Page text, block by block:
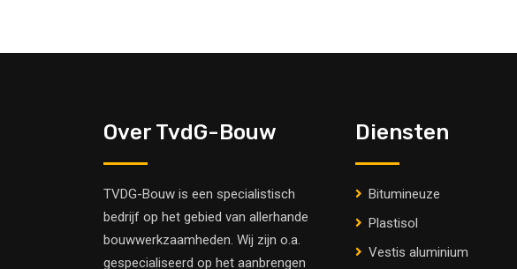
Over TvdG-Bouw
TVDG-Bouw is een specialistisch
bedrijf op het gebied van allerhande
bouwwerkzaamheden. Wij zijn o.a.
gespecialiseerd op het aanbrengen
Diensten
Bitumineuze
Plastisol
Vestis aluminium